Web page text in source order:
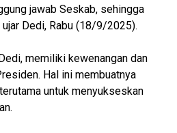
jawab Seskab, sehingga
Dedi, Rabu (18/9/2025).
memiliki kewenangan dan
Hal ini membuatnya
untuk menyukseskan